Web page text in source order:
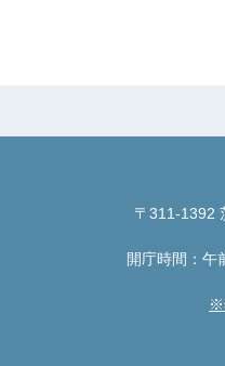
〒311-1392
開庁時間：午
※